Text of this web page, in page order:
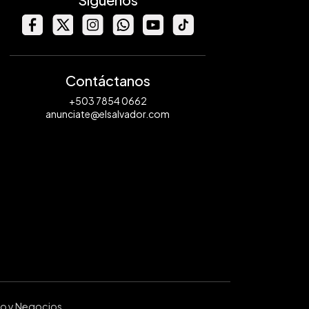
Contáctanos
+503 7854 0662
anunciate@elsalvador.com
y Negocios